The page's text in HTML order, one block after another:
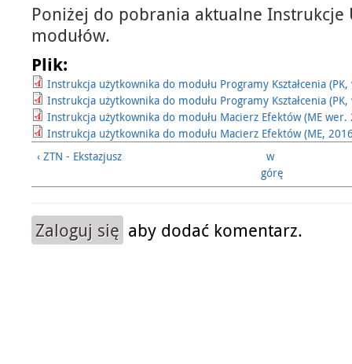
Poniżej do pobrania aktualne Instrukcje
modułów.
Plik:
Instrukcja użytkownika do modułu Programy Kształcenia
Instrukcja użytkownika do modułu Programy Kształcenia
Instrukcja użytkownika do modułu Macierz Efektów (ME
Instrukcja użytkownika do modułu Macierz Efektów (ME,
‹ ZTN - Ekstazjusz
w
górę
Zaloguj się aby dodać komentarz.